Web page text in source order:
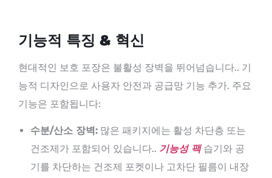
기능적 특징 & 혁신
현대적인 보호 포장은 불활성 장벽을 뛰어넘습니다.. 기
능적 디자인으로 사용자 안전과 공급망 기능 추가. 주요
기능은 포함됩니다:
수분/산소 장벽: 많은 패키지에는 활성 차단층 또는
건조제가 포함되어 있습니다.. 기능성 팩습기와 공
기를 차단하는 건조제 포켓이나 고차단 필름이 내장